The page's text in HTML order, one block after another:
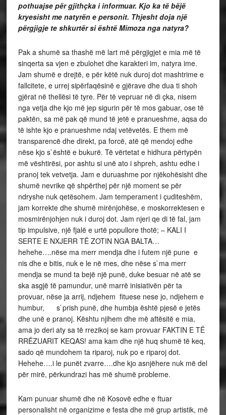
pothuajse për gjithçka i informuar. Kjo ka të bëjë
kryesisht me natyrën e personit. Thjesht doja një
përgjigje te shkurtër si është Mimoza nga natyra?
Pak a shumë sa thashë më lart më përgjigjet e mia më të
sinqerta sa vjen e zbulohet dhe karakteri im, natyra ime.
Jam shumë e drejtë, e për këtë nuk duroj dot mashtrime e
fallcitete, e urrej sipërfaqësinë e gjërave dhe dua ti shoh
gjërat në thellësi të tyre. Për të vepruar në di çka, nisem
nga vetja dhe kjo më jep sigurin për të mos gabuar, ose të
paktën, sa më pak që mund të jetë e pranueshme, aqsa do
të ishte kjo e pranueshme ndaj vetëvetës. E them më
transparencë dhe direkt, pa forcë, atë që mendoj edhe
nëse kjo s`është e bukurë. Të vërtetat e hidhura përtypën
më vështirësi, por ashtu si unë ato i shpreh, ashtu edhe i
pranoj tek vetvetja. Jam e duruashme por njëkohësisht dhe
shumë nevrike që shpërthej për një moment se për
ndryshe nuk qetësohem. Jam temperament i çuditeshëm,
jam korrekte dhe shumë mirënjohëse, e moskorrektesen e
mosmirënjohjen nuk i duroj dot. Jam njeri qe di të fal, jam
tip impulsive, një fjalë e urtë popullore thotë; – KALI I
SERTE E NXJERR TË ZOTIN NGA BALTA…
hehehe….nëse ma merr mendja dhe i futem një pune e
nis dhe e bitis, nuk e le në mes, dhe nëse s`ma merr
mendja se mund ta bejë një punë, duke besuar në atë se
ska asgjë të pamundur, unë marrë inisiativën për ta
provuar, nëse ja arrij, ndjehem fituese nese jo, ndjehem e
humbur, s`prish punë, dhe humbja është pjesë e jetës
dhe unë e pranoj. Kështu njihem dhe më aftësitë e mia,
ama jo deri aty sa të rrezikoj se kam provuar FAKTIN E TË
RRËZUARIT KEQAS! ama kam dhe një huq shumë të keq,
sado që mundohem ta riparoj, nuk po e riparoj dot.
Hehehe….i le punët zvarre….dhe kjo asnjëhere nuk më del
për mirë, përkundrazi has më shumë probleme.
Kam punuar shumë dhe në Kosovë edhe e ftuar
personalisht në organizime e festa dhe më grup artistik, më